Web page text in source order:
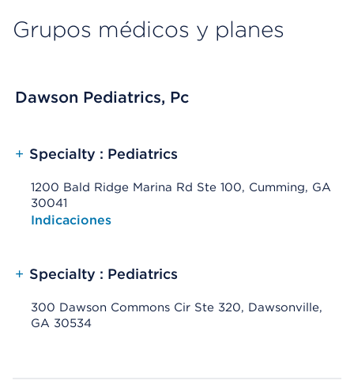
Grupos médicos y planes
Dawson Pediatrics, Pc
+ Specialty : Pediatrics
1200 Bald Ridge Marina Rd Ste 100, Cumming, GA
30041
Opens native map application on mobile devices
Indicaciones
+ Specialty : Pediatrics
300 Dawson Commons Cir Ste 320, Dawsonville,
GA 30534